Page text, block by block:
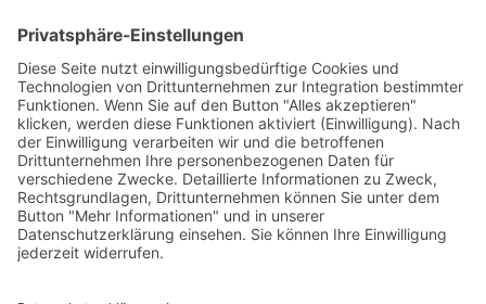
Ankunftszeit zu informieren und gegebenenfalls
nachzufragen, um eine genauere Vorstellung zu
erhalten.
Abschleppdienste und Hotels:
Ein umfassendes Angebot für
Ihre Mobilität und Unterkunft
In unserem umfassenden Branchenportal finden
Sie nicht nur alle Informationen rund um